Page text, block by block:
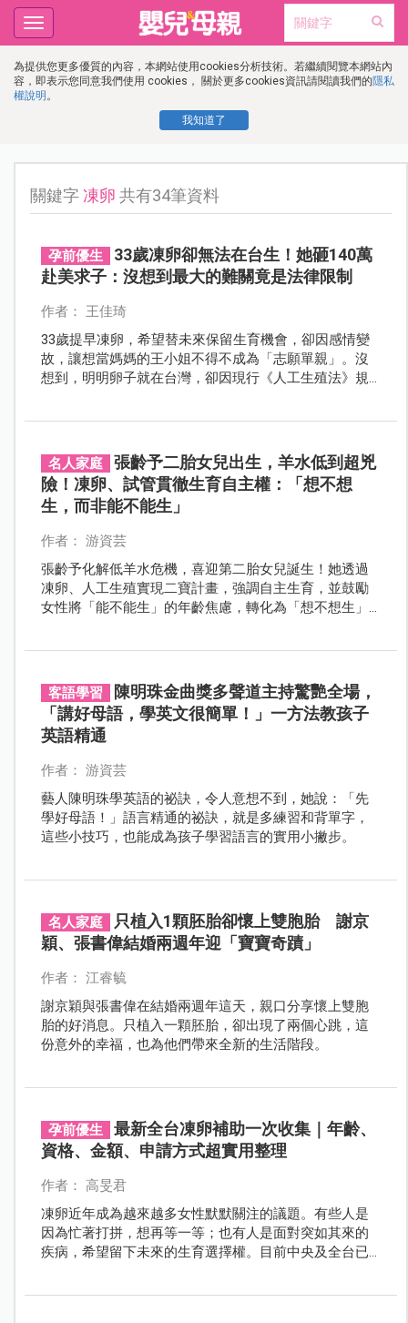
為提供您更多優質的內容，本網站使用cookies分析技術。若繼續閱覽本網站內
容，即表示您同意我們使用 cookies， 關於更多cookies資訊請閱讀我們的隱私
權說明 。
我知道了
Toggle
navigation
關鍵字 凍卵 共有34筆資料
孕前優生
33歲凍卵卻無法在台生！她砸140萬
赴美求子：沒想到最大的難關竟是法律限制
作者： 王佳琦
33歲提早凍卵，希望替未來保留生育機會，卻因感情變
故，讓想當媽媽的王小姐不得不成為「志願單親」。沒
想到，明明卵子就在台灣，卻因現行《人工生殖法》規
名人家庭
張齡予二胎女兒出生，羊水低到超兇
險！凍卵、試管貫徹生育自主權：「想不想
生，而非能不能生」
作者： 游資芸
張齡予化解低羊水危機，喜迎第二胎女兒誕生！她透過
凍卵、人工生殖實現二寶計畫，強調自主生育，並鼓勵
女性將「能不能生」的年齡焦慮，轉化為「想不想生」
客語學習
陳明珠金曲獎多聲道主持驚艷全場，
「講好母語，學英文很簡單！」一方法教孩子
英語精通
作者： 游資芸
藝人陳明珠學英語的祕訣，令人意想不到，她說：「先
學好母語！」語言精通的祕訣，就是多練習和背單字，
這些小技巧，也能成為孩子學習語言的實用小撇步。
名人家庭
只植入1顆胚胎卻懷上雙胞胎 謝京
穎、張書偉結婚兩週年迎「寶寶奇蹟」
作者： 江睿毓
謝京穎與張書偉在結婚兩週年這天，親口分享懷上雙胞
胎的好消息。只植入一顆胚胎，卻出現了兩個心跳，這
份意外的幸福，也為他們帶來全新的生活階段。
孕前優生
最新全台凍卵補助一次收集｜年齡、
資格、金額、申請方式超實用整理
作者： 高旻君
凍卵近年成為越來越多女性默默關注的議題。有些人是
因為忙著打拼，想再等一等；也有人是面對突如其來的
疾病，希望留下未來的生育選擇權。目前中央及全台已